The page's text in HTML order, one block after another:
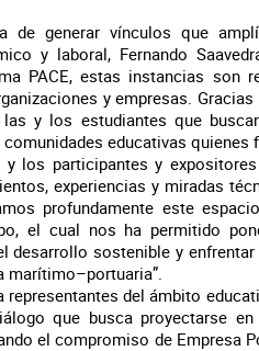
de generar vínculos que
y laboral, Fernando
PACE, estas instancias son
y empresas.
y los estudiantes que
educativas quienes
y los participantes y
experiencias y miradas
profundamente este
el cual nos ha permitido
desarrollo sostenible y
marítimo–portuaria”.
representantes del ámbito
que busca proyectarse
el compromiso de Empresa